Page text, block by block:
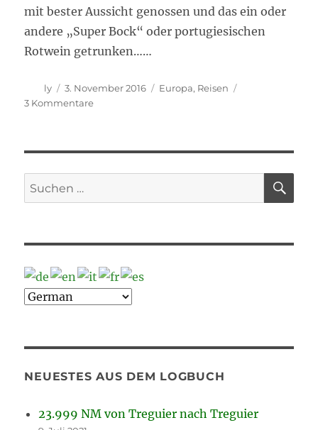
mit bester Aussicht genossen und das ein oder
andere „Super Bock“ oder portugiesischen
Rotwein getrunken……
Autor
ly
Veröffentlicht
am
3. November 2016 Kategorien
Europa, Reisen
3 Kommentarezu
um
Suche
nach:
NEUESTES AUS DEM LOGBUCH
23.999 NM von Treguier nach Treguier